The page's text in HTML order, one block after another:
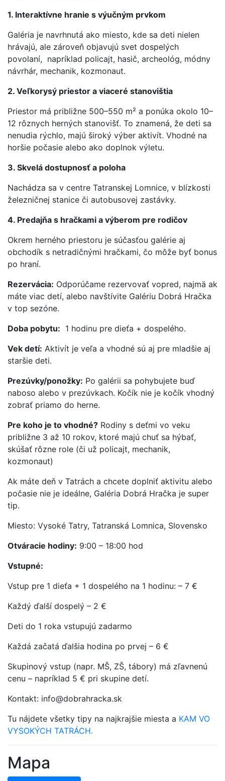
1. Interaktívne hranie s výučným prvkom
Galéria je navrhnutá ako miesto, kde sa deti nielen
hrávajú, ale zároveň objavujú svet dospelých
povolaní, napríklad policajt, hasič, archeológ, módny
návrhár, mechanik, kozmonaut.
2. Veľkorysý priestor a viaceré stanovištia
Priestor má približne 500–550 m² a ponúka okolo 10–
12 rôznych herných stanovišť. To znamená, že deti sa
nenudia rýchlo, majú široký výber aktivít. Vhodné na
horšie počasie alebo ako doplnok výletu.
3. Skvelá dostupnosť a poloha
Nachádza sa v centre Tatranskej Lomnice, v blízkosti
železničnej stanice či autobusovej zastávky.
4. Predajňa s hračkami a výberom pre rodičov
Okrem herného priestoru je súčasťou galérie aj
obchodík s netradičnými hračkami, čo môže byť bonus
po hraní.
Rezervácia: Odporúčame rezervovať vopred, najmä ak
máte viac detí, alebo navštívite Galériu Dobrá Hračka
v top sezóne.
Doba pobytu: 1 hodinu pre dieťa + dospelého.
Vek detí: Aktivít je veľa a vhodné sú aj pre mladšie aj
staršie deti.
Prezúvky/ponožky: Po galérii sa pohybujete buď
naboso alebo v prezúvkach. Kočík nie je kočík vhodný
zobrať priamo do herne.
Pre koho je to vhodné? Rodiny s deťmi vo veku
približne 3 až 10 rokov, ktoré majú chuť sa hýbať,
skúšať rôzne role (či už policajt, mechanik,
kozmonaut)
Ak máte deň v Tatrách a chcete doplniť aktivitu alebo
počasie nie je ideálne, Galéria Dobrá Hračka je super
tip.
Miesto: Vysoké Tatry, Tatranská Lomnica, Slovensko
Otváracie hodiny: 9:00 – 18:00 hod
Vstupné:
Vstup pre 1 dieťa + 1 dospelého na 1 hodinu: – 7 €
Každý ďalší dospelý – 2 €
Deti do 1 roka vstupujú zadarmo
Každá začatá ďalšia hodina po prvej – 6 €
Skupinový vstup (napr. MŠ, ZŠ, tábory) má zľavnenú
cenu – napríklad 5 € pri skupine detí.
Kontakt: info@dobrahracka.sk
Tu nájdete všetky tipy na najkrajšie miesta a KAM VO
VYSOKÝCH TATRÁCH.
Mapa